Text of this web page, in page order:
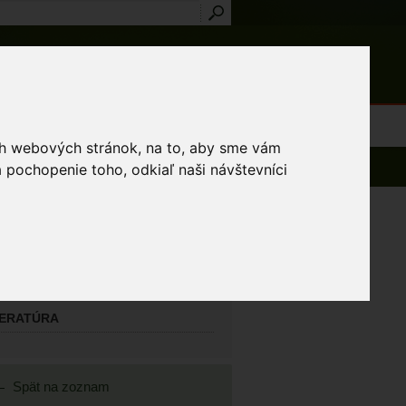
webových stránok, na to, aby sme vám
toho, odkiaľ naši návštevníci
Spät na zoznam